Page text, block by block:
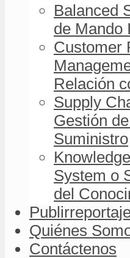
Balanced
de Mando
Customer
Relación
Supply
Gestión
Suministro
System o
del
Quiénes
Contáctenos